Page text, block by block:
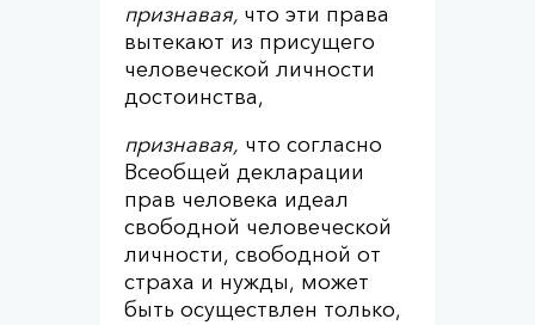
признавая, что эти права
вытекают из присущего
человеческой личности
достоинства,
признавая, что согласно
Всеобщей декларации
прав человека идеал
свободной человеческой
личности, свободной от
страха и нужды, может
быть осуществлен только,